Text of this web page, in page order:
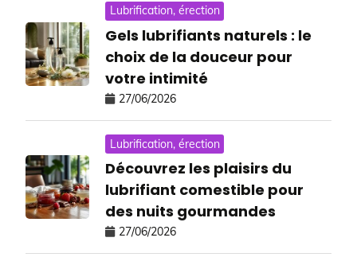
Lubrification, érection
Gels lubrifiants naturels : le
choix de la douceur pour
votre intimité
27/06/2026
Lubrification, érection
Découvrez les plaisirs du
lubrifiant comestible pour
des nuits gourmandes
27/06/2026